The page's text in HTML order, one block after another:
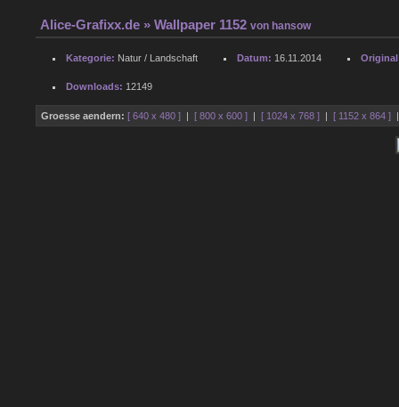
Alice-Grafixx.de » Wallpaper 1152von hansow
Kategorie: Natur / Landschaft Datum: 16.11.2014
Downloads: 12149
Groesse aendern: [ 640 x 480 ] |[ 800 x 600 ] |[ 1024 x 768 ] |[ 1152 x 864 ]